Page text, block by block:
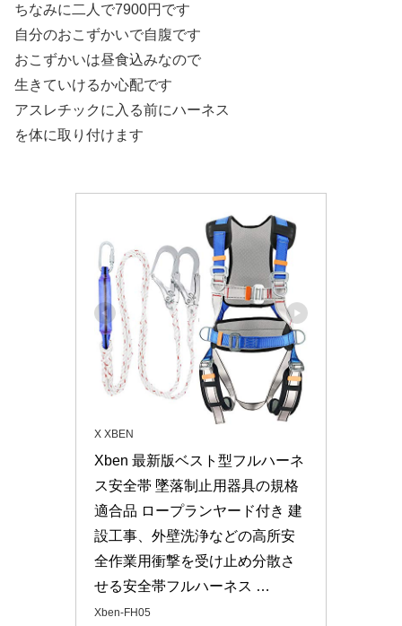
ちなみに二人で7900円です
自分のおこずかいで自腹です
おこずかいは昼食込みなので
生きていけるか心配です
アスレチックに入る前にハーネス
を体に取り付けます
X XBEN
Xben 最新版ベスト型フルハーネ
ス安全帯 墜落制止用器具の規格
適合品 ロープランヤード付き 建
設工事、外壁洗浄などの高所安
全作業用衝撃を受け止め分散さ
せる安全帯フルハーネス …
Xben-FH05